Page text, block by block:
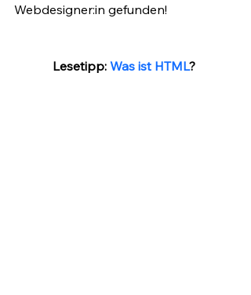
Webdesigner:in gefunden!
Lesetipp: Was ist HTML?